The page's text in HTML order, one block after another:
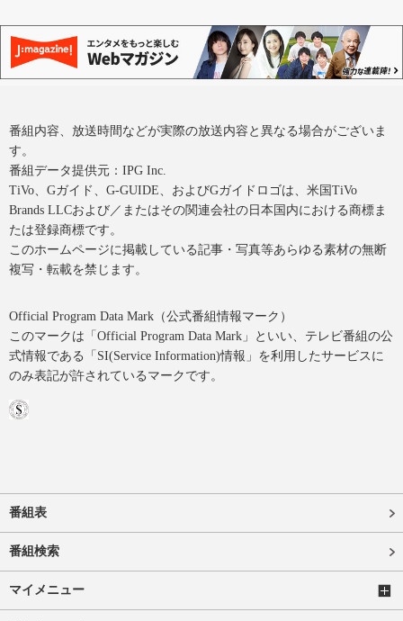
番組内容、放送時間などが実際の放送内容と異なる場合がございま
す。
番組データ提供元：IPG Inc.
TiVo、Gガイド、G-GUIDE、およびGガイドロゴは、米国TiVo
Brands LLCおよび／またはその関連会社の日本国内における商標ま
たは登録商標です。
このホームページに掲載している記事・写真等あらゆる素材の無断
複写・転載を禁じます。
Official Program Data Mark（公式番組情報マーク）
このマークは「Official Program Data Mark」といい、テレビ番組の公
式情報である「SI(Service Information)情報」を利用したサービスに
のみ表記が許されているマークです。
番組表
番組検索
マイメニュー